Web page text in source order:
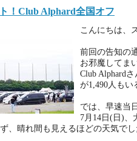
！Club Alphard全国オフ
こんにちは、
前回の告知の
お邪魔してま
Club Alphard
が1,490人もい
では、早速当
7月14日(日)、
、晴れ間も見えるほどの天気でし